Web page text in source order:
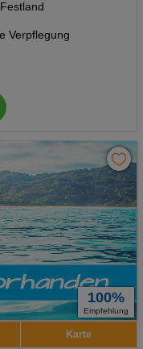
Verpflegung
100%
Empfehlung
Karte